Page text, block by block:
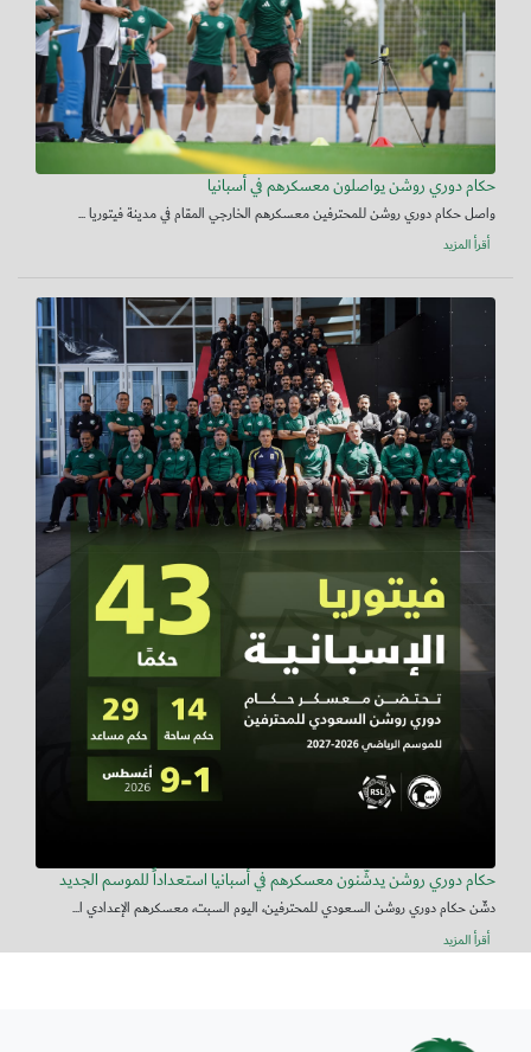
حكام دوري روشن يواصلون معسكرهم في أسبانيا
واصل حكام دوري روشن للمحترفين معسكرهم الخارجي المقام في مدينة فيتوريا ...
أقرأ المزيد
حكام دوري روشن يدشّنون معسكرهم في أسبانيا استعداداً للموسم الجديد
دشّن حكام دوري روشن السعودي للمحترفين، اليوم السبت، معسكرهم الإعدادي ا...
أقرأ المزيد